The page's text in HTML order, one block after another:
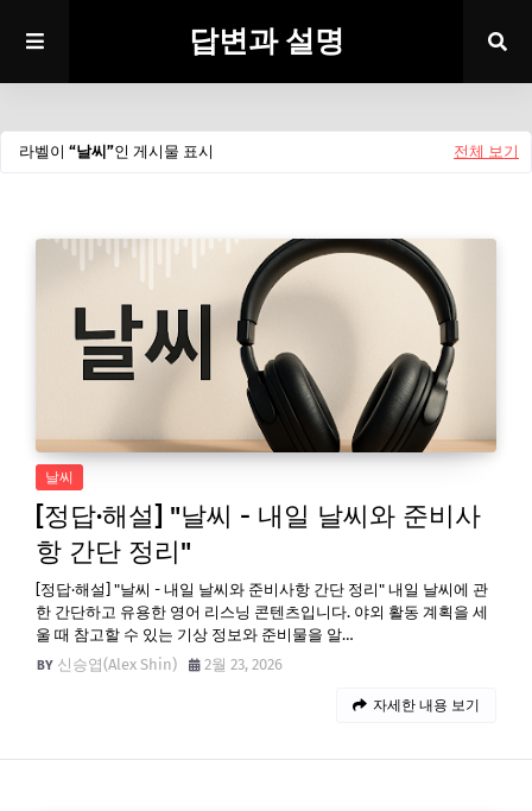
답변과 설명
라벨이 날씨 인 게시물 표시 전체 보기
날씨
[정답·해설] "날씨 - 내일 날씨와 준비사
항 간단 정리"
[정답·해설] "날씨 - 내일 날씨와 준비사항 간단 정리" 내일 날씨에 관
한 간단하고 유용한 영어 리스닝 콘텐츠입니다. 야외 활동 계획을 세
울 때 참고할 수 있는 기상 정보와 준비물을 알…
신승엽(Alex Shin)
2월 23, 2026
자세한 내용 보기